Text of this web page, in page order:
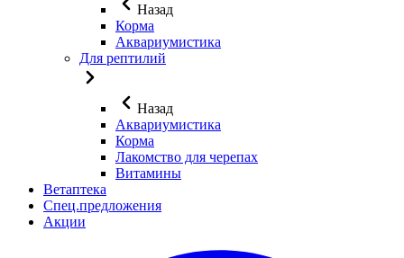
Назад
Корма
Аквариумистика
Для рептилий
Назад
Аквариумистика
Корма
Лакомство для черепах
Витамины
Ветаптека
Спец.предложения
Акции